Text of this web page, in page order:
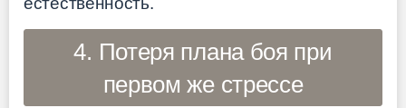
4. Потеря плана боя при
первом же стрессе